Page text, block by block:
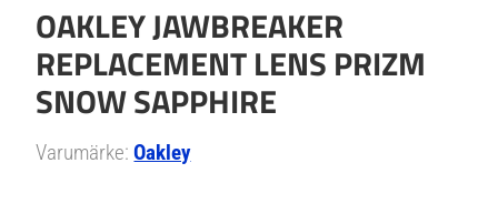
OAKLEY JAWBREAKER
REPLACEMENT LENS PRIZM
SNOW SAPPHIRE
Varumärke:Oakley